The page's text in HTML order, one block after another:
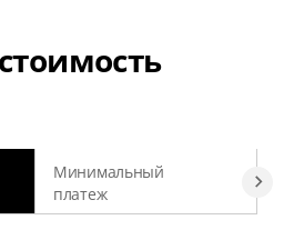
Минимальный
платеж